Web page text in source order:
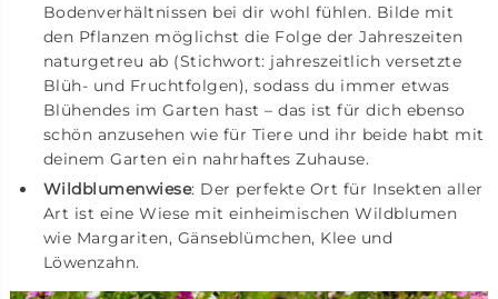
Bodenverhältnissen bei dir wohl fühlen. Bilde mit
den Pflanzen möglichst die Folge der Jahreszeiten
naturgetreu ab (Stichwort: jahreszeitlich versetzte
Blüh- und Fruchtfolgen), sodass du immer etwas
Blühendes im Garten hast – das ist für dich ebenso
schön anzusehen wie für Tiere und ihr beide habt mit
deinem Garten ein nahrhaftes Zuhause.
Wildblumenwiese: Der perfekte Ort für Insekten aller
Art ist eine Wiese mit einheimischen Wildblumen
wie Margariten, Gänseblümchen, Klee und
Löwenzahn.